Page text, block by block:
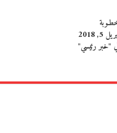
5, 2018
"خبر رئيسي"